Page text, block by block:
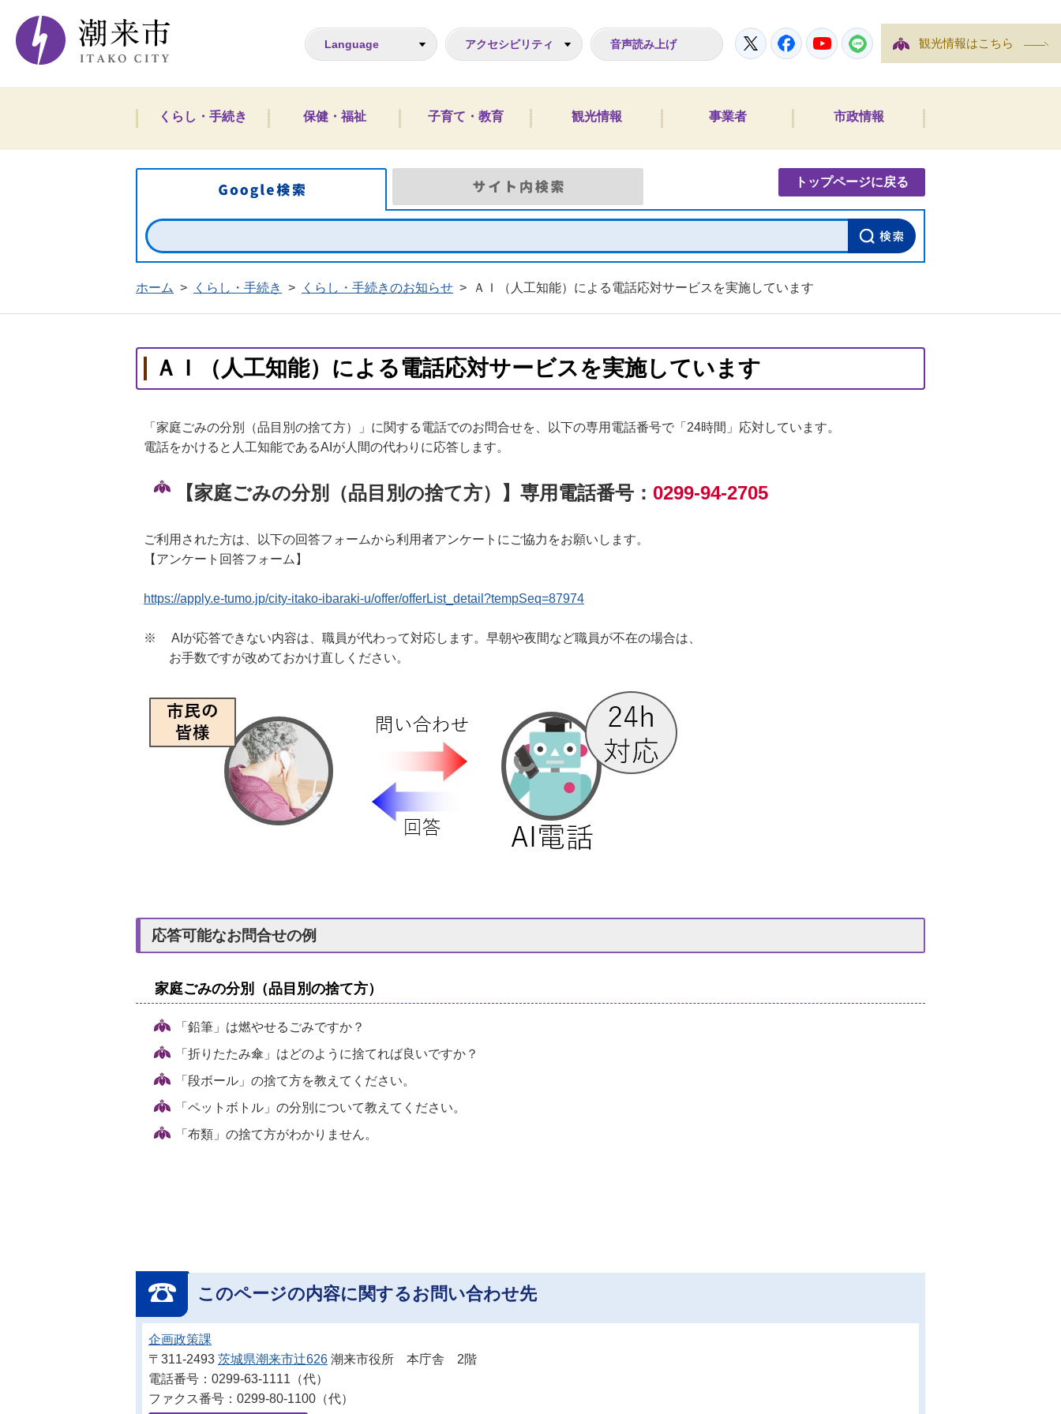
潮来市ホームページ
Language アクセシビリティ 音声読み上げ TwitterFacebookYouTubeLINE 観光情報はこちら
くらし・手続き 保健・福祉 子育て・教育 観光情報 事業者 市政情報
Google検索 トップページに戻る
ホーム > くらし・手続き > くらし・手続きのお知らせ > ＡＩ（人工知能）による電話応対サービスを実施しています
ＡＩ（人工知能）による電話応対サービスを実施しています
「家庭ごみの分別（品目別の捨て方）」に関する電話でのお問合せを、以下の専用電話番号で「24時間」応対しています。
電話をかけると人工知能であるAIが人間の代わりに応答します。
【家庭ごみの分別（品目別の捨て方）】専用電話番号： 0299-94-2705
ご利用された方は、以下の回答フォームから利用者アンケートにご協力をお願いします。
【アンケート回答フォーム】
https://apply.e-tumo.jp/city-itako-ibaraki-u/offer/offerList_detail?tempSeq=87974
※ AIが応答できない内容は、職員が代わって対応します。早朝や夜間など職員が不在の場合は、
お手数ですが改めておかけ直しください。
応答可能なお問合せの例
家庭ごみの分別（品目別の捨て方）
「鉛筆」は燃やせるごみですか？
「折りたたみ傘」はどのように捨てれば良いですか？
「段ボール」の捨て方を教えてください。
「ペットボトル」の分別について教えてください。
「布類」の捨て方がわかりません。
このページの内容に関するお問い合わせ先
企画政策課
〒311-2493 茨城県潮来市辻626 潮来市役所 本庁舎 2階
電話番号：0299-63-1111（代）
ファクス番号：0299-80-1100（代）